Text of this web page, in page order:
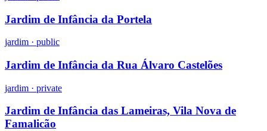
Jardim de Infância da Portela
jardim · public
Jardim de Infância da Rua Álvaro Castelões
jardim · private
Jardim de Infância das Lameiras, Vila Nova de
Famalicão